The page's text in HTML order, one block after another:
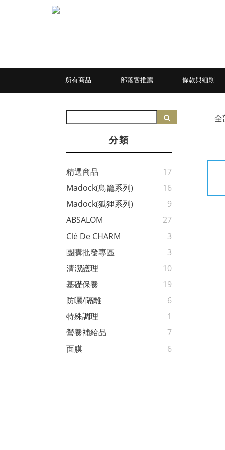
所有商品 部落客推薦 條款與細則
分類
精選商品
17
Madock(鳥籠系列)
16
Madock(狐狸系列)
9
ABSALOM
27
Clé De CHARM
3
團購批發專區
3
清潔護理
10
基礎保養
19
防曬/隔離
6
特殊調理
1
營養補給品
7
面膜
6
全